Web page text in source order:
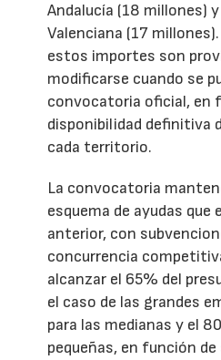
Andalucía (18 millones)
Valenciana (17
estos importes son
modificarse cuando se
convocatoria oficial, en
disponibilidad definitiva
cada territorio.
La convocatoria
esquema de ayudas que
anterior, con
concurrencia
alcanzar el 65% del
el caso de las grandes
para las medianas y el
pequeñas, en función